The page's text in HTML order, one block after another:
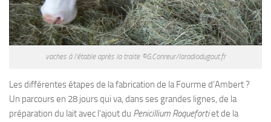
vaches à l’étable après la traite ©G.Conreur/laradiodugout.fr
Les différentes étapes de la fabrication de la Fourme d’Ambert ?
Un parcours en 28 jours qui va, dans ses grandes lignes, de la
préparation du lait avec l’ajout du Penicillium Roquefortiet de la